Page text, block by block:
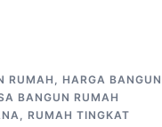
RUMAH , HARGA BANGUN
BANGUN RUMAH
, RUMAH TINGKAT